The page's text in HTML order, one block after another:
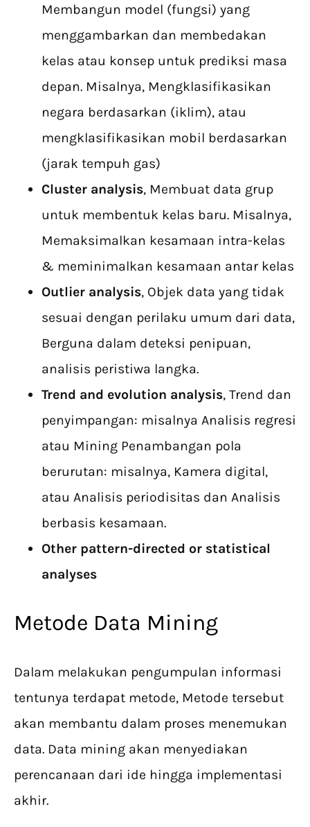
Membangun model (fungsi) yang
menggambarkan dan membedakan
kelas atau konsep untuk prediksi masa
depan. Misalnya, Mengklasifikasikan
negara berdasarkan (iklim), atau
mengklasifikasikan mobil berdasarkan
(jarak tempuh gas)
Cluster analysis, Membuat data grup
untuk membentuk kelas baru. Misalnya,
Memaksimalkan kesamaan intra-kelas
& meminimalkan kesamaan antar kelas
Outlier analysis, Objek data yang tidak
sesuai dengan perilaku umum dari data,
Berguna dalam deteksi penipuan,
analisis peristiwa langka.
Trend and evolution analysis, Trend dan
penyimpangan: misalnya Analisis regresi
atau Mining Penambangan pola
berurutan: misalnya, Kamera digital,
atau Analisis periodisitas dan Analisis
berbasis kesamaan.
Other pattern-directed or statistical
analyses
Metode Data Mining
Dalam melakukan pengumpulan informasi
tentunya terdapat metode, Metode tersebut
akan membantu dalam proses menemukan
data. Data mining akan menyediakan
perencanaan dari ide hingga implementasi
akhir.